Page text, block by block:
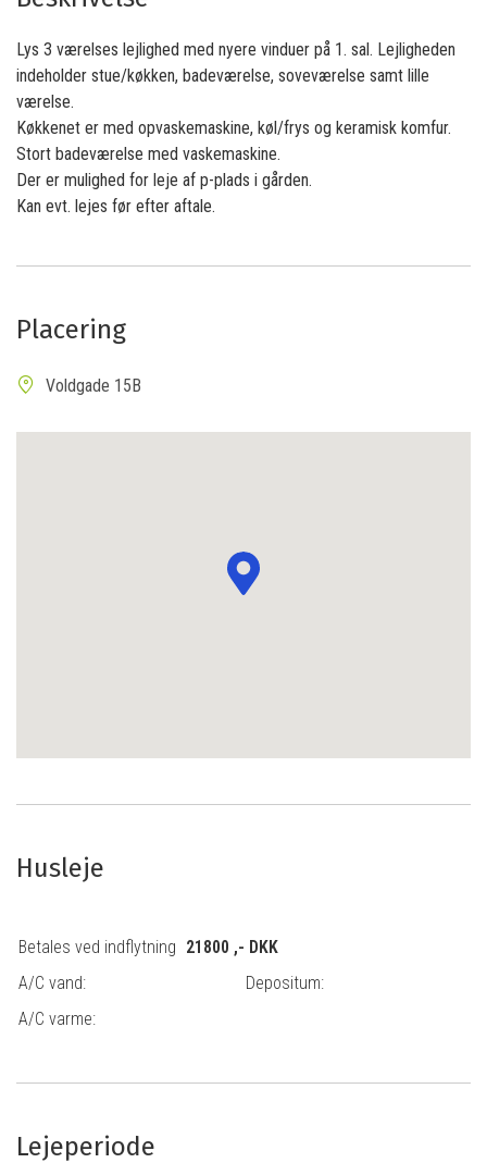
Lys 3 værelses lejlighed med nyere vinduer på 1. sal. Lejligheden
indeholder stue/køkken, badeværelse, soveværelse samt lille
værelse.
Køkkenet er med opvaskemaskine, køl/frys og keramisk komfur.
Stort badeværelse med vaskemaskine.
Der er mulighed for leje af p-plads i gården.
Kan evt. lejes før efter aftale.
Placering
Voldgade 15B
Husleje
Betales ved indflytning 21800 ,- DKK
A/C vand:
Depositum:
A/C varme:
Lejeperiode